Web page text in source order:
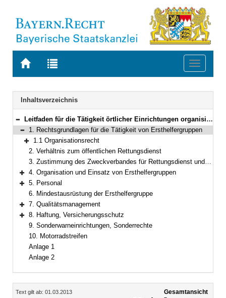
Zur
BAYERN.RECHT
Zur
letzten
Suche
Toggle
Navigation
Inhaltsverzeichnis
Bereich reduzieren
Leitfaden für die Tätigkeit örtlicher Einrichtungen organisierter Erster Hilfe (Ersthelfergruppen) in Bayern
Bereich reduzieren
1. Rechtsgrundlagen für die Tätigkeit von Ersthelfergruppen
Bereich erweitern
1.1 Organisationsrecht
2. Verhältnis zum öffentlichen Rettungsdienst
3. Zustimmung des Zweckverbandes für Rettungsdienst und Feuerwehralarmierung zur Alarmierung von örtlichen Einrichtungen der organisierten Ersten Hilfe
Bereich erweitern
4. Organisation und Einsatz von Ersthelfergruppen
Bereich erweitern
5. Personal
6. Mindestausrüstung der Ersthelfergruppe
Bereich erweitern
7. Qualitätsmanagement
Bereich erweitern
8. Haftung, Versicherungsschutz
9. Sonderwarneinrichtungen, Sonderrechte
10. Motorradstreifen
Anlage 1
Anlage 2
Inhalt
Text gilt ab: 01.03.2013
Gesamtansicht